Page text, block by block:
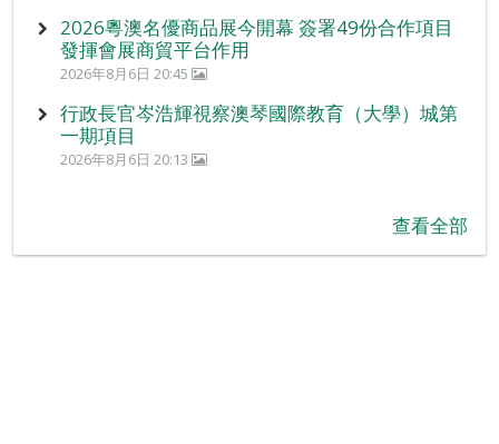
2026粵澳名優商品展今開幕 簽署49份合作項目
發揮會展商貿平台作用
2026年8月6日 20:45
行政長官岑浩輝視察澳琴國際教育（大學）城第
一期項目
2026年8月6日 20:13
查看全部